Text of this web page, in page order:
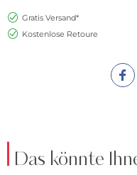
Gratis Versand*
Kostenlose Retoure
Das könnte